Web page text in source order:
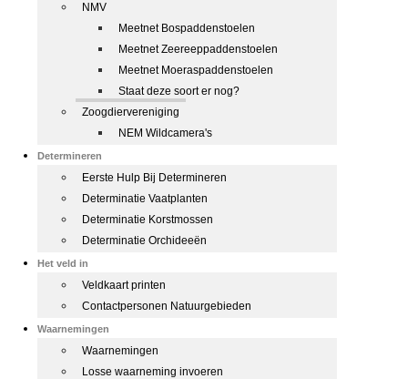
NMV
Meetnet Bospaddenstoelen
Meetnet Zeereeppaddenstoelen
Meetnet Moeraspaddenstoelen
Staat deze soort er nog?
Zoogdiervereniging
NEM Wildcamera's
Determineren
Eerste Hulp Bij Determineren
Determinatie Vaatplanten
Determinatie Korstmossen
Determinatie Orchideeën
Het veld in
Veldkaart printen
Contactpersonen Natuurgebieden
Waarnemingen
Waarnemingen
Losse waarneming invoeren